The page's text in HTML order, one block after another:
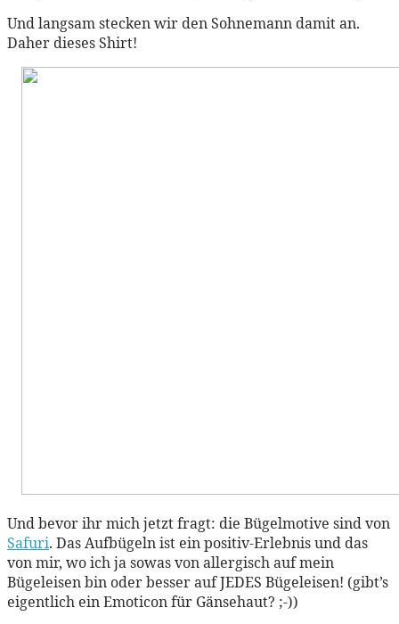
Und langsam stecken wir den Sohnemann damit an.
Daher dieses Shirt!
Und bevor ihr mich jetzt fragt: die Bügelmotive sind von
Safuri. Das Aufbügeln ist ein positiv-Erlebnis und das
von mir, wo ich ja sowas von allergisch auf mein
Bügeleisen bin oder besser auf JEDES Bügeleisen! (gibt’s
eigentlich ein Emoticon für Gänsehaut? ;-))